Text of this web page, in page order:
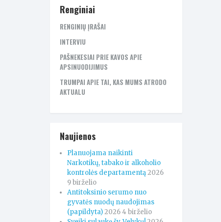
Renginiai
RENGINIŲ ĮRAŠAI
INTERVIU
PAŠNEKESIAI PRIE KAVOS APIE
APSINUODIJIMUS
TRUMPAI APIE TAI, KAS MUMS ATRODO
AKTUALU
Naujienos
Planuojama naikinti
Narkotikų, tabako ir alkoholio
kontrolės departamentą2026
9 birželio
Antitoksinio serumo nuo
gyvatės nuodų naudojimas
(papildyta)2026 4 birželio